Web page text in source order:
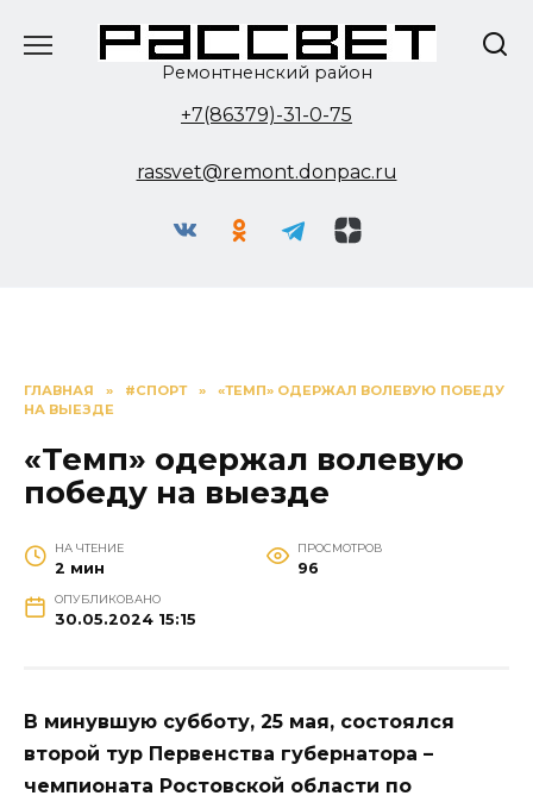
Ремонтненский район
+7(86379)-31-0-75
rassvet@remont.donpac.ru
ГЛАВНАЯ » #СПОРТ »
«ТЕМП» ОДЕРЖАЛ ВОЛЕВУЮ ПОБЕДУ
НА ВЫЕЗДЕ
«Темп» одержал волевую
победу на выезде
НА ЧТЕНИЕ
2 мин
ПРОСМОТРОВ
96
ОПУБЛИКОВАНО
30.05.2024 15:15
В минувшую субботу, 25 мая, состоялся
второй тур Первенства губернатора –
чемпионата Ростовской области по